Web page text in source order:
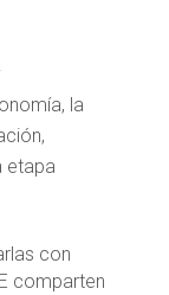
la
etapa
con
comparten